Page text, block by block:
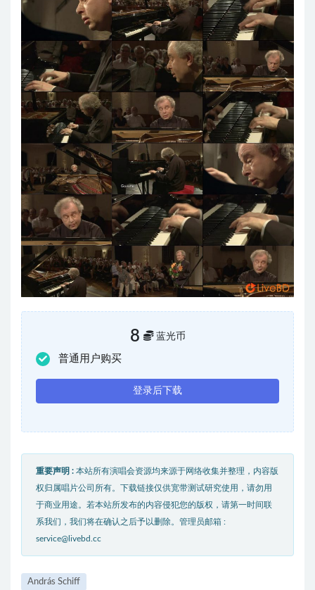
8 蓝光币
普通用户购买
登录后下载
重要声明 : 本站所有演唱会资源均来源于网络收集并整理，内容版
权归属唱片公司所有。下载链接仅供宽带测试研究使用，请勿用
于商业用途。若本站所发布的内容侵犯您的版权，请第一时间联
系我们，我们将在确认之后予以删除。管理员邮箱 :
service@livebd.cc
András Schiff